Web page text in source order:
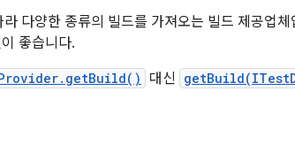
다양한 종류의 빌드를 가져오는 빌드 제공업
좋습니다.
대신